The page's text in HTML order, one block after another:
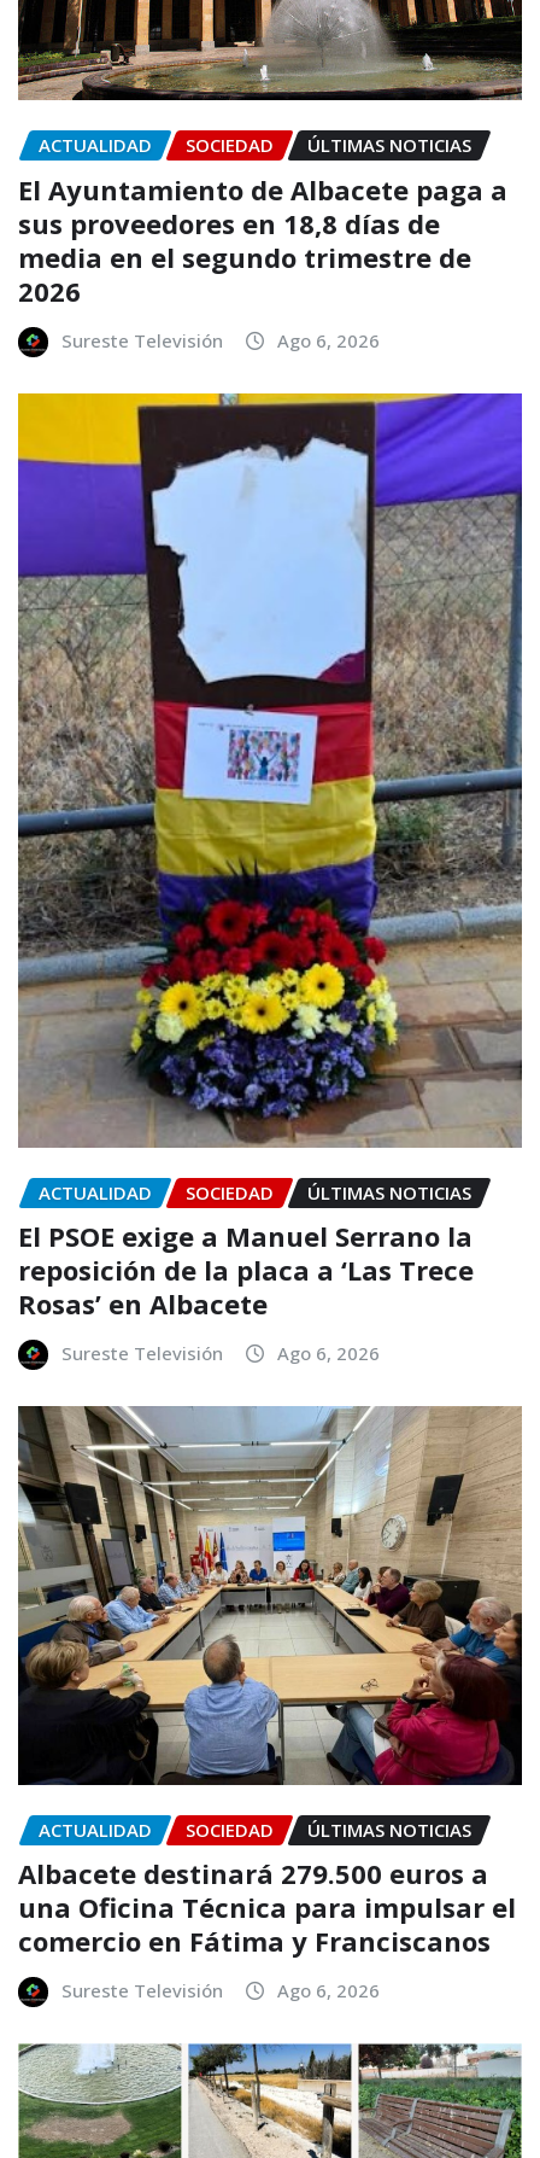
ACTUALIDAD SOCIEDAD ÚLTIMAS NOTICIAS
El Ayuntamiento de Albacete paga a
sus proveedores en 18,8 días de
media en el segundo trimestre de
2026
Sureste Televisión Ago 6, 2026
ACTUALIDAD SOCIEDAD ÚLTIMAS NOTICIAS
El PSOE exige a Manuel Serrano la
reposición de la placa a ‘Las Trece
Rosas’ en Albacete
Sureste Televisión Ago 6, 2026
ACTUALIDAD SOCIEDAD ÚLTIMAS NOTICIAS
Albacete destinará 279.500 euros a
una Oficina Técnica para impulsar el
comercio en Fátima y Franciscanos
Sureste Televisión Ago 6, 2026